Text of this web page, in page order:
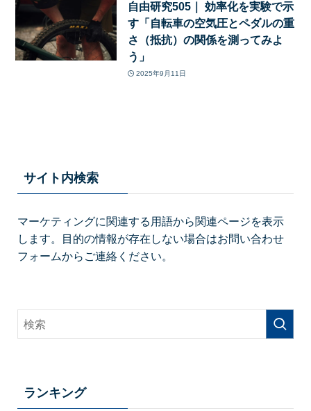
自由研究505｜ 効率化を実験で示
す「自転車の空気圧とペダルの重
さ（抵抗）の関係を測ってみよ
う」
2025年9月11日
サイト内検索
マーケティングに関連する用語から関連ページを表示
します。目的の情報が存在しない場合はお問い合わせ
フォームからご連絡ください。
ランキング